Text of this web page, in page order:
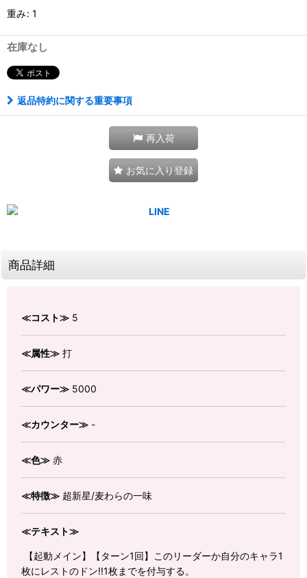
重み: 1
在庫なし
返品特約に関する重要事項
再入荷
お気に入り登録
商品詳細
≪コスト≫ 5
≪属性≫ 打
≪パワー≫ 5000
≪カウンター≫ -
≪色≫ 赤
≪特徴≫ 超新星/麦わらの一味
≪テキスト≫
【起動メイン】【ターン1回】このリーダーか自分のキャラ1
枚にレストのドン!!1枚までを付与する。